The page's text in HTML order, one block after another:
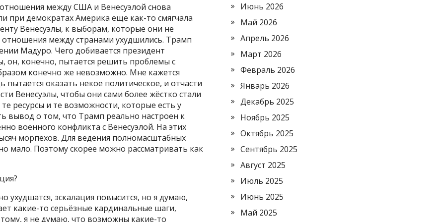
между США и Венесуэлой снова
при демократах Америка еще как-то смягчала
Венесуэлы, к выборам, которые они не
между странами ухудшились. Трамп
Мадуро. Чего добивается президент
конечно, пытается решить проблемы с
конечно же невозможно. Мне кажется
оказать некое политическое, и отчасти
Венесуэлы, чтобы они сами более жёстко стали
ресурсы и те возможности, которые есть у
вывод о том, что Трамп реально настроен к
военного конфликта с Венесуэлой. На этих
морпехов. Для ведения полномасштабных
мало. Поэтому скорее можно рассматривать как
эскалация повысится, но я думаю,
какие-то серьёзные кардинальные шаги,
я не думаю, что возможны какие-то
Июнь 2026
Май 2026
Апрель 2026
Март 2026
Февраль 2026
Январь 2026
Декабрь 2025
Ноябрь 2025
Октябрь 2025
Сентябрь 2025
Август 2025
Июль 2025
Июнь 2025
Май 2025